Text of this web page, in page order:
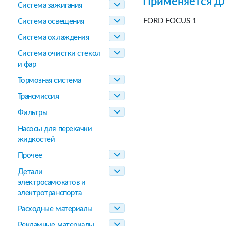
Система зажигания
Система освещения
Система охлаждения
Система очистки стекол
и фар
Тормозная система
Трансмиссия
Фильтры
Насосы для перекачки
жидкостей
Прочее
Детали
электросамокатов и
электротранспорта
Расходные материалы
FORD FOCUS 1